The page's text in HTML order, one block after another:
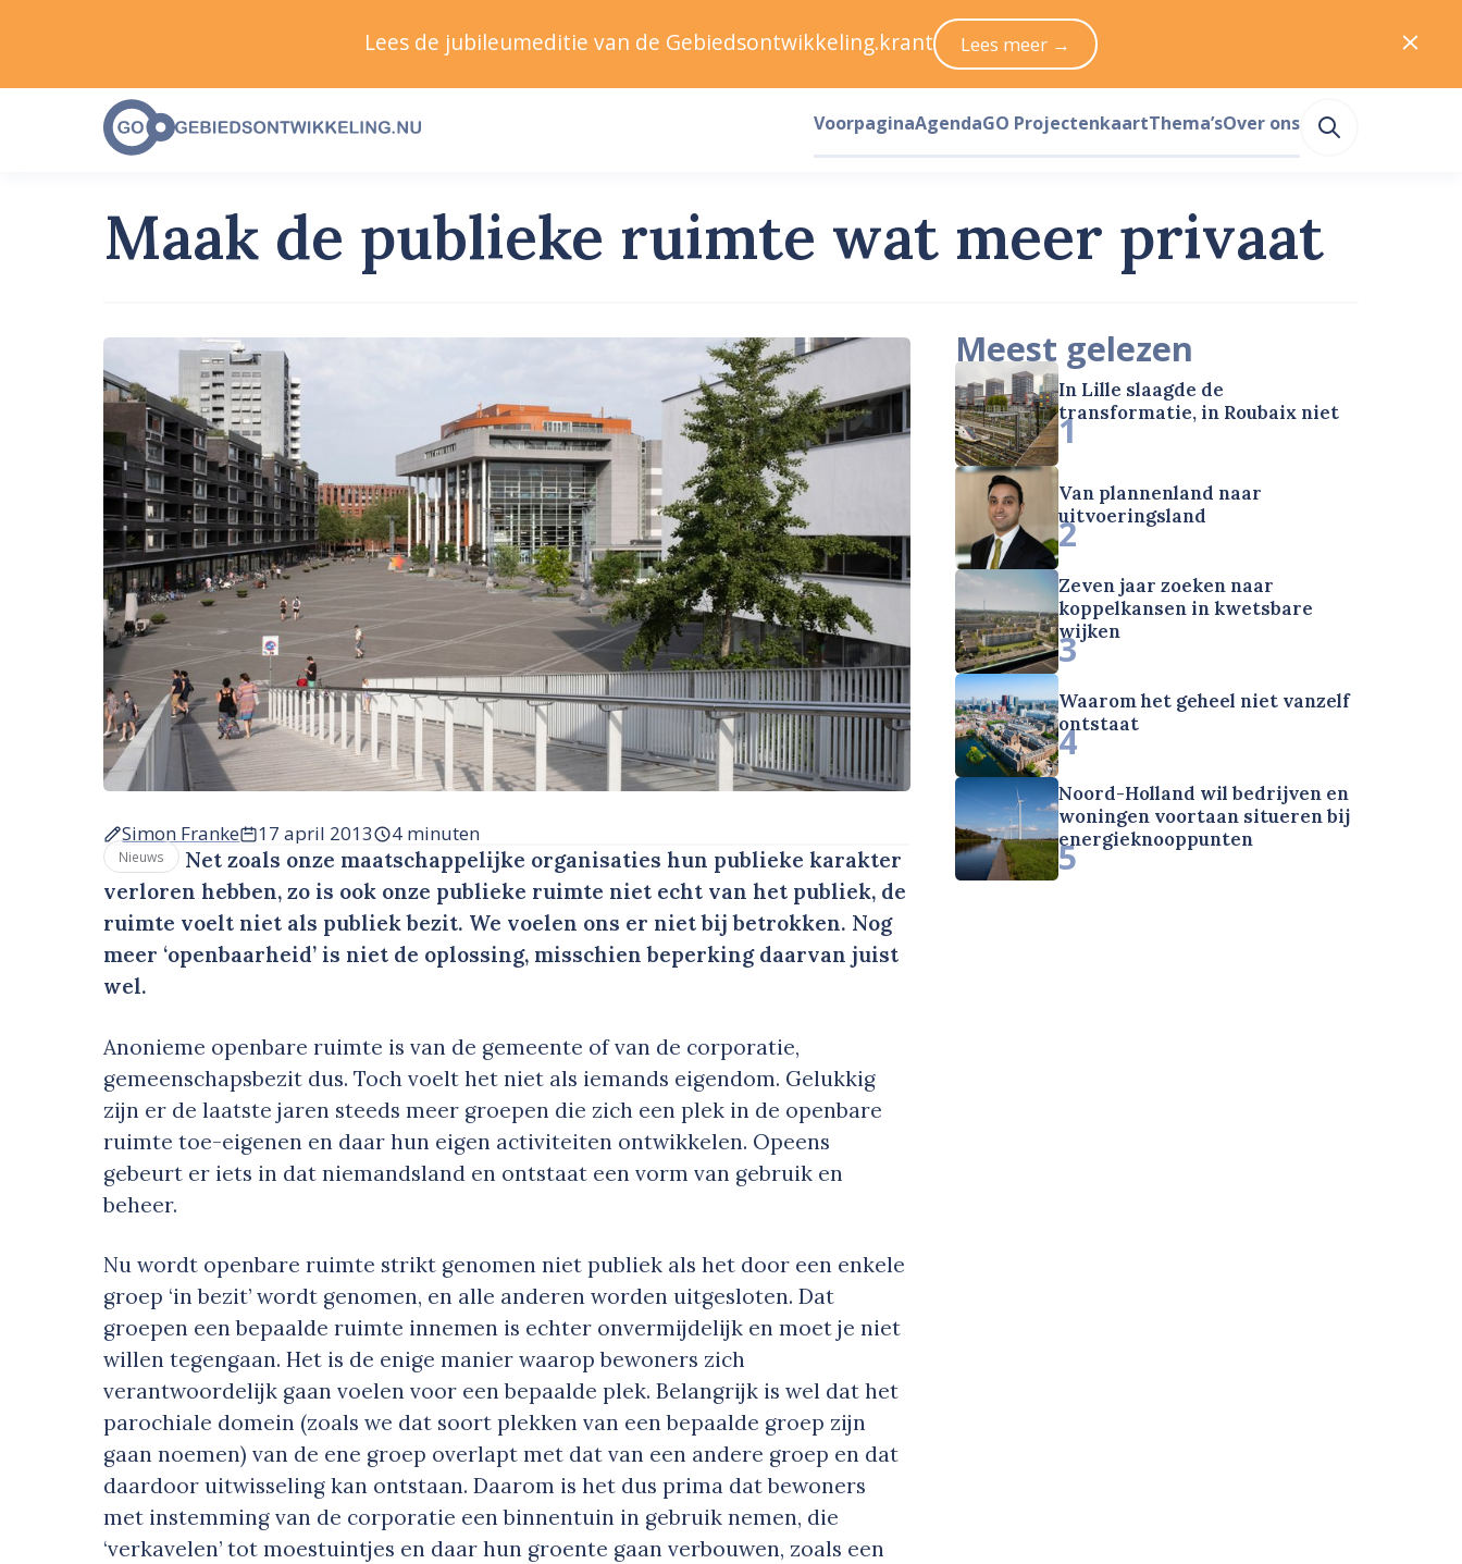
Maak de publieke ruimte wat meer privaat
Simon Franke 17 april 2013 4 minuten
Nieuws
Net zoals onze maatschappelijke organisaties hun publieke karakter
verloren hebben, zo is ook onze publieke ruimte niet echt van het publiek, de
ruimte voelt niet als publiek bezit. We voelen ons er niet bij betrokken. Nog
meer ‘openbaarheid’ is niet de oplossing, misschien beperking daarvan juist
wel.
Anonieme openbare ruimte is van de gemeente of van de corporatie,
gemeenschapsbezit dus. Toch voelt het niet als iemands eigendom. Gelukkig
zijn er de laatste jaren steeds meer groepen die zich een plek in de openbare
ruimte toe-eigenen en daar hun eigen activiteiten ontwikkelen. Opeens
gebeurt er iets in dat niemandsland en ontstaat een vorm van gebruik en
beheer.
Nu wordt openbare ruimte strikt genomen niet publiek als het door een enkele
groep ‘in bezit’ wordt genomen, en alle anderen worden uitgesloten. Dat
groepen een bepaalde ruimte innemen is echter onvermijdelijk en moet je niet
willen tegengaan. Het is de enige manier waarop bewoners zich
verantwoordelijk gaan voelen voor een bepaalde plek. Belangrijk is wel dat het
parochiale domein (zoals we dat soort plekken van een bepaalde groep zijn
gaan noemen) van de ene groep overlapt met dat van een andere groep en dat
daardoor uitwisseling kan ontstaan. Daarom is het dus prima dat bewoners
met instemming van de corporatie een binnentuin in gebruik nemen, die
‘verkavelen’ tot moestuintjes en daar hun groente gaan verbouwen, zoals een
Meest gelezen
In Lille slaagde de
transformatie, in Roubaix niet
1
Van plannenland naar
uitvoeringsland
2
Zeven jaar zoeken naar
koppelkansen in kwetsbare
wijken
3
Waarom het geheel niet vanzelf
ontstaat
4
Noord-Holland wil bedrijven en
woningen voortaan situeren bij
energieknooppunten
5
Lees de jubileumeditie van de Gebiedsontwikkeling.krant Lees meer →
VoorpaginaAgendaGO ProjectenkaartThema’sOver ons